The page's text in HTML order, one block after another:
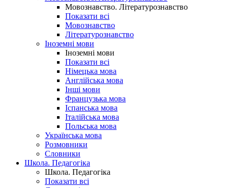
Мовознавство. Літературознавство
Показати всі
Мовознавство
Літературознавство
Іноземні мови
Іноземні мови
Показати всі
Німецька мова
Англійська мова
Інші мови
Французька мова
Іспанська мова
Італійська мова
Польська мова
Українська мова
Розмовники
Словники
Школа. Педагогіка
Школа. Педагогіка
Показати всі